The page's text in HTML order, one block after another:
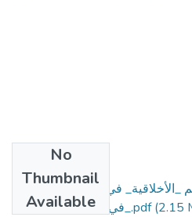
No
Thumbnail
Available
في _الحكاية _الشعبية
_في_ الغرب_ الجزائري.pdf(2.15